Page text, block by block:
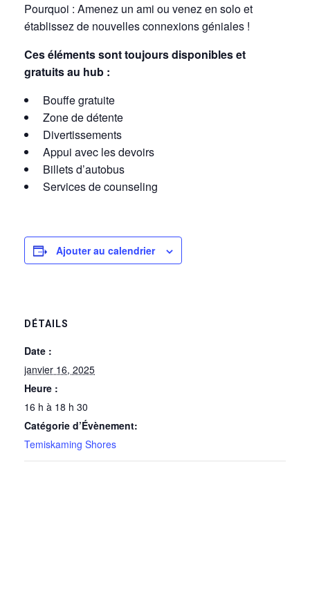
Pourquoi : Amenez un ami ou venez en solo et
établissez de nouvelles connexions géniales !
Ces éléments sont toujours disponibles et
gratuits au hub :
Bouffe gratuite
Zone de détente
Divertissements
Appui avec les devoirs
Billets d’autobus
Services de counseling
Ajouter au calendrier
DÉTAILS
Date :
janvier 16, 2025
Heure :
16 h à 18 h 30
Catégorie d’Évènement:
Temiskaming Shores